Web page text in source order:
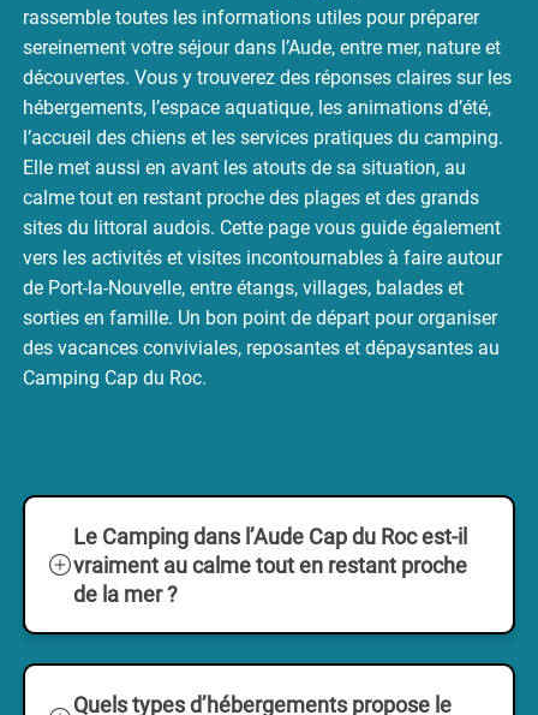
rassemble toutes les informations utiles pour préparer
sereinement votre séjour dans l’Aude, entre mer, nature et
découvertes. Vous y trouverez des réponses claires sur les
hébergements, l’espace aquatique, les animations d’été,
l’accueil des chiens et les services pratiques du camping.
Elle met aussi en avant les atouts de sa situation, au
calme tout en restant proche des plages et des grands
sites du littoral audois. Cette page vous guide également
vers les activités et visites incontournables à faire autour
de Port-la-Nouvelle, entre étangs, villages, balades et
sorties en famille. Un bon point de départ pour organiser
des vacances conviviales, reposantes et dépaysantes au
Camping Cap du Roc.
Le Camping dans l’Aude Cap du Roc est-il
vraiment au calme tout en restant proche
de la mer ?
Oui. Le Camping dans l’Aude le Cap du
Roc estniché dans un écrin verdoyant , à
Quels types d’hébergements propose le